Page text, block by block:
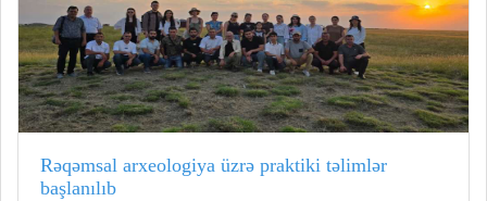
Rəqəmsal arxeologiya üzrə praktiki təlimlər
başlanılıb